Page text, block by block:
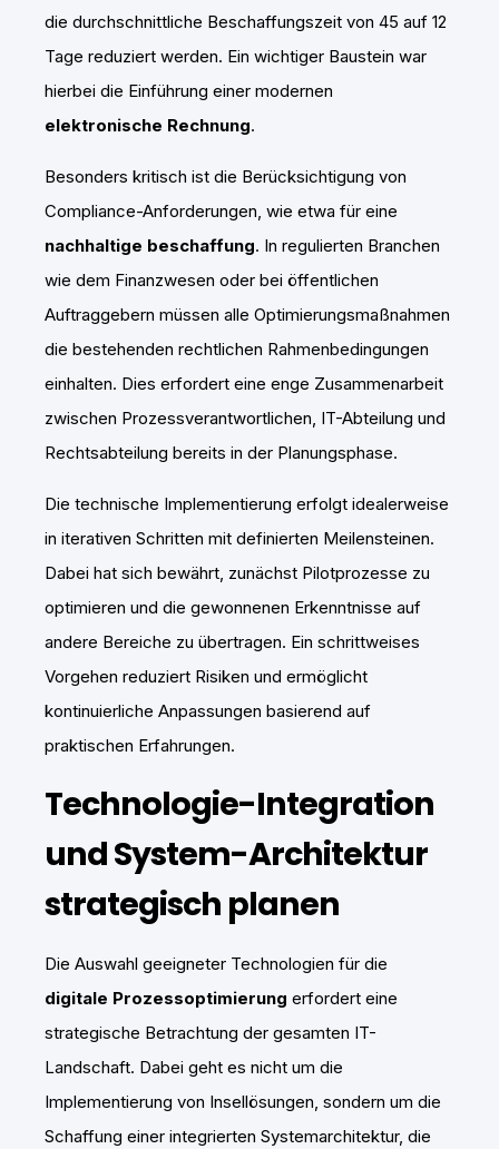
die durchschnittliche Beschaffungszeit von 45 auf 12
Tage reduziert werden. Ein wichtiger Baustein war
hierbei die Einführung einer modernen
elektronische Rechnung.
Besonders kritisch ist die Berücksichtigung von
Compliance-Anforderungen, wie etwa für eine
nachhaltige beschaffung. In regulierten Branchen
wie dem Finanzwesen oder bei öffentlichen
Auftraggebern müssen alle Optimierungsmaßnahmen
die bestehenden rechtlichen Rahmenbedingungen
einhalten. Dies erfordert eine enge Zusammenarbeit
zwischen Prozessverantwortlichen, IT-Abteilung und
Rechtsabteilung bereits in der Planungsphase.
Die technische Implementierung erfolgt idealerweise
in iterativen Schritten mit definierten Meilensteinen.
Dabei hat sich bewährt, zunächst Pilotprozesse zu
optimieren und die gewonnenen Erkenntnisse auf
andere Bereiche zu übertragen. Ein schrittweises
Vorgehen reduziert Risiken und ermöglicht
kontinuierliche Anpassungen basierend auf
praktischen Erfahrungen.
Technologie-Integration
und System-Architektur
strategisch planen
Die Auswahl geeigneter Technologien für die
digitale Prozessoptimierung erfordert eine
strategische Betrachtung der gesamten IT-
Landschaft. Dabei geht es nicht um die
Implementierung von Insellösungen, sondern um die
Schaffung einer integrierten Systemarchitektur, die